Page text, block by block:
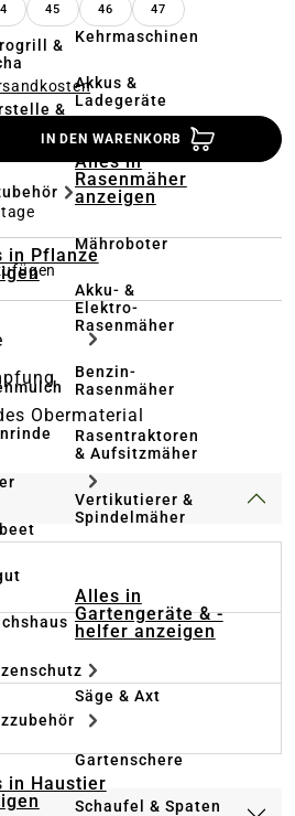
&
&
in Pflanze
in Haustier
Kehrmaschinen
Akkus &
Ladegeräte
Alles in
Rasenmäher
anzeigen
Mähroboter
Akku- &
Elektro-
Rasenmäher
Benzin-
Rasenmäher
Rasentraktoren
& Aufsitzmäher
Vertikutierer &
Spindelmäher
Alles in
Gartengeräte & -
helfer anzeigen
Säge & Axt
Gartenschere
Schaufel & Spaten
45 46 47
Produktes
IN DEN WARENKORB
Obermaterial